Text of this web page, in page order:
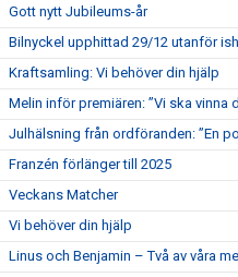
Gott nytt Jubileums-år
Bilnyckel upphittad 29/12 utanför
Kraftsamling: Vi behöver din hjälp
Melin inför premiären: ”Vi ska vinna
Julhälsning från ordföranden: ”En
Franzén förlänger till 2025
Veckans Matcher
Vi behöver din hjälp
Linus och Benjamin – Två av våra